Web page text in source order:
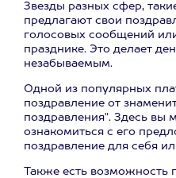
Звезды разных сфер,
предлагают свои
голосовых сообщений
празднике. Это делает
незабываемым.
Одной из популярных
поздравление от
поздравления". Здесь вы
ознакомиться с его
поздравление для себя
Также есть возможность